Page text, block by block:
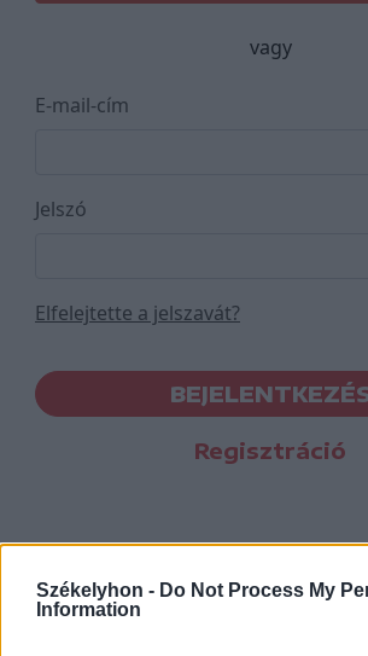
Székelyhon - Do Not Process My
Information
vagy
E-mail-cím
Jelszó
Elfelejtette a jelszavát?
Regisztráció